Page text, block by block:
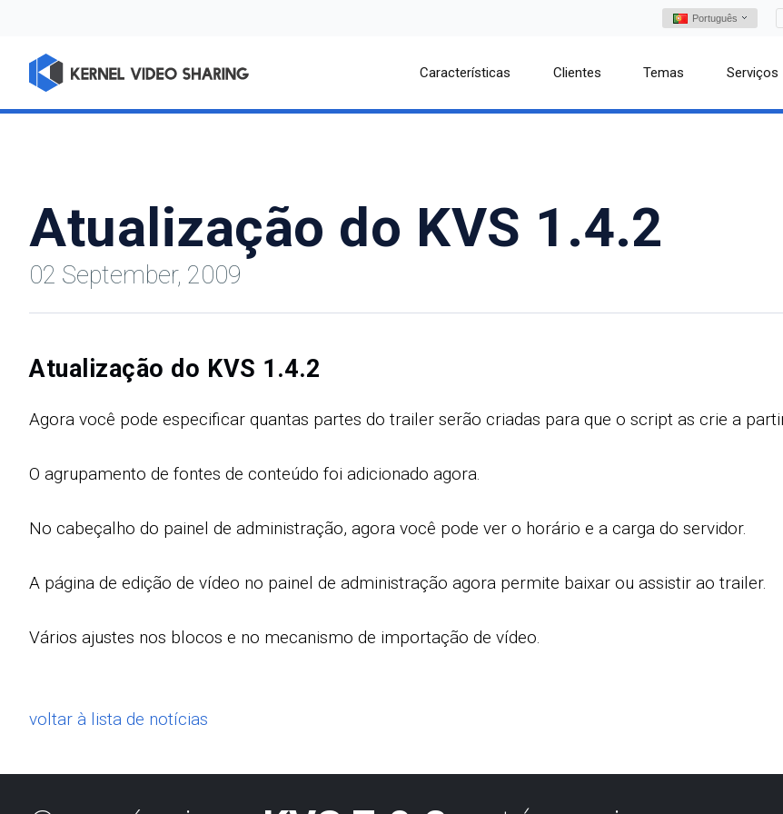
Português
Características Clientes Temas Serviços
Atualização do KVS 1.4.2
02 September, 2009
Atualização do KVS 1.4.2
Agora você pode especificar quantas partes do trailer serão criadas para que o script as crie a
O agrupamento de fontes de conteúdo foi adicionado agora.
No cabeçalho do painel de administração, agora você pode ver o horário e a carga do servidor.
A página de edição de vídeo no painel de administração agora permite baixar ou assistir ao trailer.
Vários ajustes nos blocos e no mecanismo de importação de vídeo.
voltar à lista de notícias